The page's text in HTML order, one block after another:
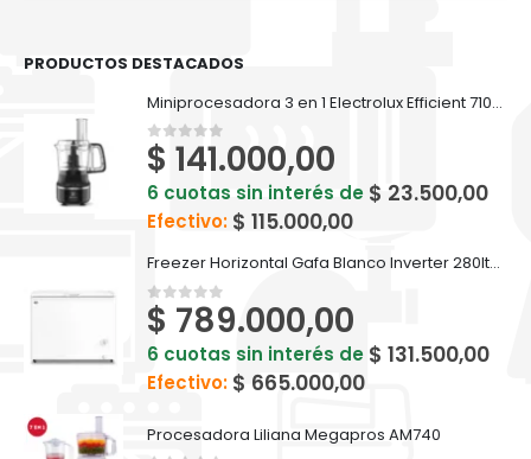
PRODUCTOS DESTACADOS
Miniprocesadora 3 en 1 Electrolux Efficient 710ml EFP500
0out of 5
$ 141.000,00
6 cuotas sin interés de $ 23.500,00
Efectivo: $ 115.000,00
Freezer Horizontal Gafa Blanco Inverter 280lts FGHI300B-L
0out of 5
$ 789.000,00
6 cuotas sin interés de $ 131.500,00
Efectivo: $ 665.000,00
Procesadora Liliana Megapros AM740